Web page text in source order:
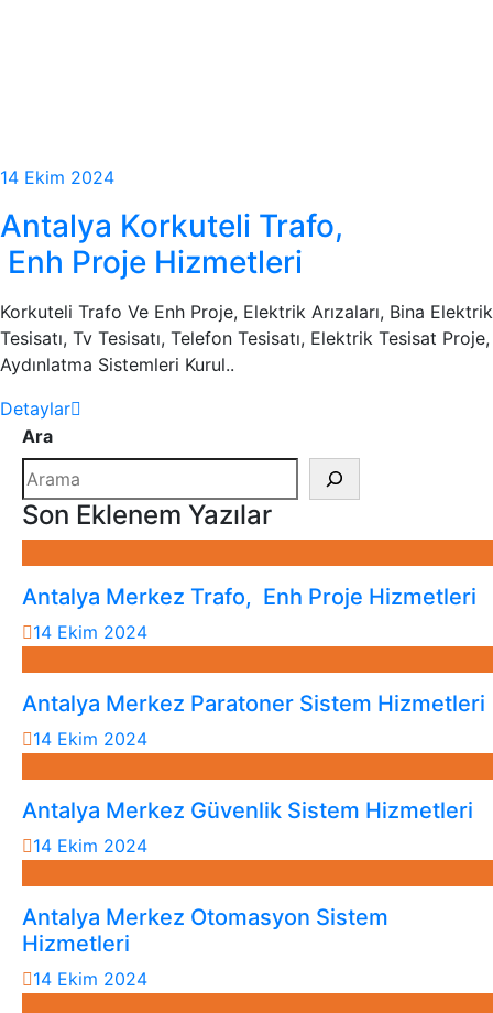
14 Ekim 2024
Antalya Korkuteli Trafo,
Enh Proje Hizmetleri
Korkuteli Trafo Ve Enh Proje, Elektrik Arızaları, Bina Elektrik
Tesisatı, Tv Tesisatı, Telefon Tesisatı, Elektrik Tesisat Proje,
Aydınlatma Sistemleri Kurul..
Detaylar
Ara
Son Eklenem Yazılar
Antalya Merkez Trafo, Enh Proje Hizmetleri
14 Ekim 2024
Antalya Merkez Paratoner Sistem Hizmetleri
14 Ekim 2024
Antalya Merkez Güvenlik Sistem Hizmetleri
14 Ekim 2024
Antalya Merkez Otomasyon Sistem
Hizmetleri
14 Ekim 2024